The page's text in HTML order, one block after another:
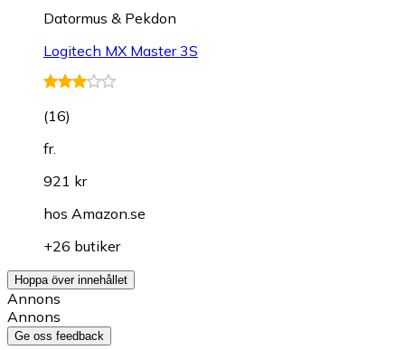
Datormus & Pekdon
Logitech MX Master 3S
(16)
fr.
921 kr
hos Amazon.se
+26 butiker
Hoppa över innehållet
Annons
Annons
Ge oss feedback